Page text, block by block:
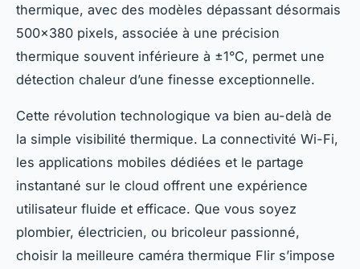
thermique, avec des modèles dépassant désormais
500×380 pixels, associée à une précision
thermique souvent inférieure à ±1°C, permet une
détection chaleur d’une finesse exceptionnelle.
Cette révolution technologique va bien au-delà de
la simple visibilité thermique. La connectivité Wi-Fi,
les applications mobiles dédiées et le partage
instantané sur le cloud offrent une expérience
utilisateur fluide et efficace. Que vous soyez
plombier, électricien, ou bricoleur passionné,
choisir la meilleure caméra thermique Flir s’impose